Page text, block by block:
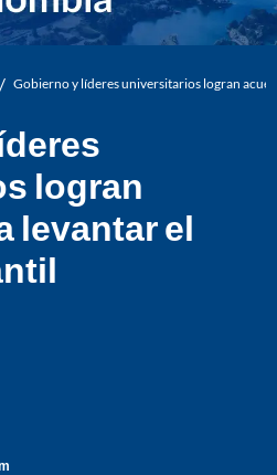
/ Gobierno y líderes universitarios logran
logran
levantar el